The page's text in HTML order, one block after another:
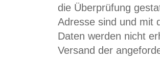
die Überprüfung
Adresse sind und mit
Daten werden nicht
Versand der